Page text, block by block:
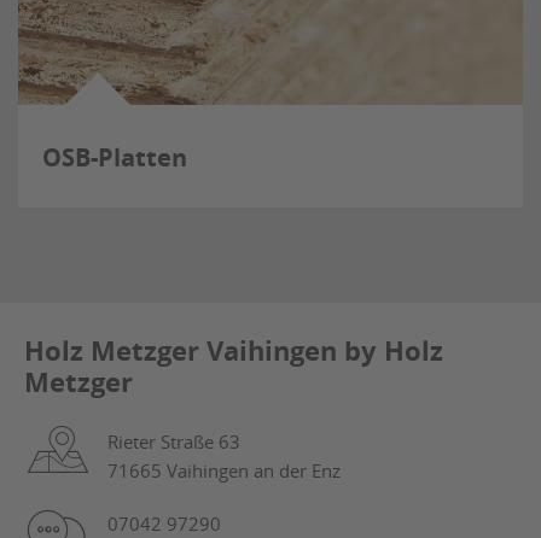
OSB-Platten
Holz Metzger Vaihingen by Holz
Metzger
Rieter Straße 63
71665 Vaihingen an der Enz
07042 97290